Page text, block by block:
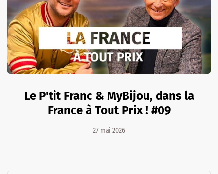
Le P'tit Franc & MyBijou, dans la
France à Tout Prix ! #09
27 mai 2026